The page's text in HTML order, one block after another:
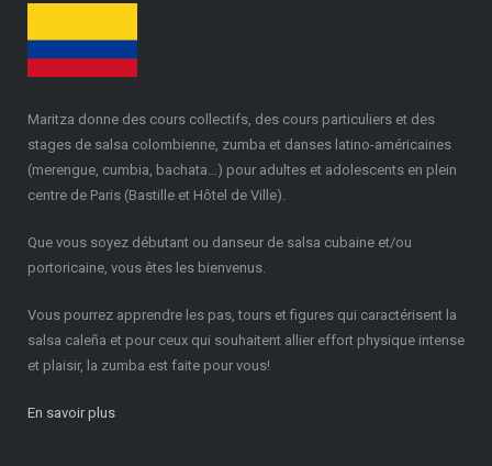
Maritza donne des cours collectifs, des cours particuliers et des
stages de salsa colombienne, zumba et danses latino-américaines
(merengue, cumbia, bachata…) pour adultes et adolescents en plein
centre de Paris (Bastille et Hôtel de Ville).
Que vous soyez débutant ou danseur de salsa cubaine et/ou
portoricaine, vous êtes les bienvenus.
Vous pourrez apprendre les pas, tours et figures qui caractérisent la
salsa caleña et pour ceux qui souhaitent allier effort physique intense
et plaisir, la zumba est faite pour vous!
En savoir plus